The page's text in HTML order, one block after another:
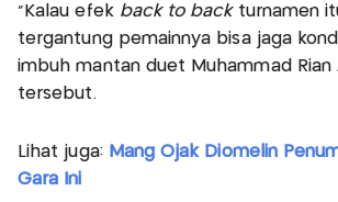
"Kalau efek back to back turnamen
tergantung pemainnya bisa jaga
imbuh mantan duet Muhammad Rian
tersebut.
Lihat juga: Mang Ojak Diomelin
Gara Ini